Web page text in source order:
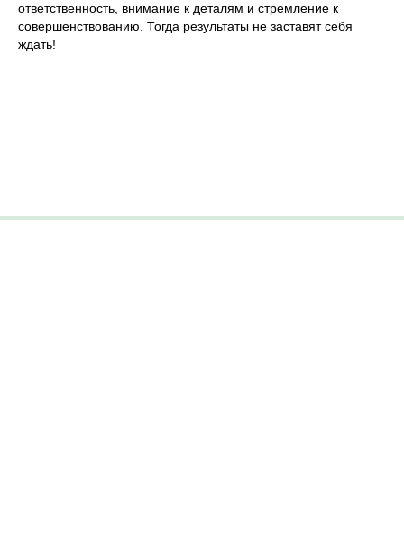
ответственность, внимание к деталям и стремление к
совершенствованию. Тогда результаты не заставят себя
ждать!